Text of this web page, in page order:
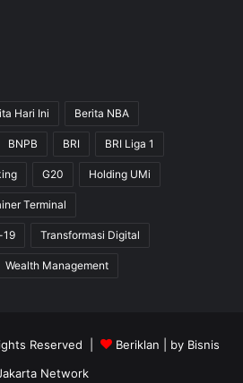
Hari Ini Berita NBA
BNPB BRI BRI Liga 1
G20 Holding UMi
Terminal
19 Transformasi Digital
Wealth Management
Reserved | Beriklan | by Bisnis
Network